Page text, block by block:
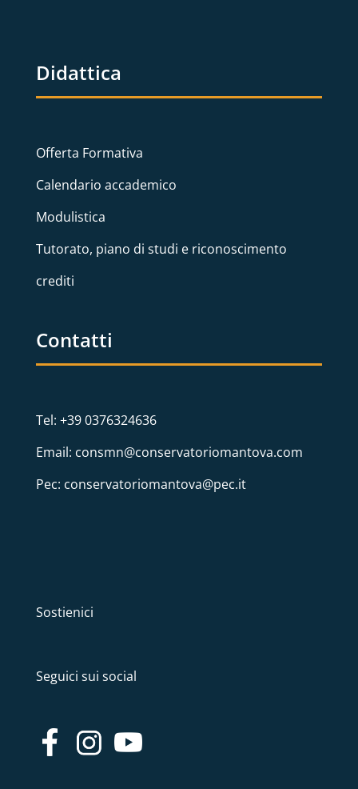
Didattica
Offerta Formativa
Calendario accademico
Modulistica
Tutorato, piano di studi e riconoscimento
crediti
Contatti
Tel: +39 0376324636
Email: consmn@conservatoriomantova.com
Pec: conservatoriomantova@pec.it
Sostienici
Seguici sui social